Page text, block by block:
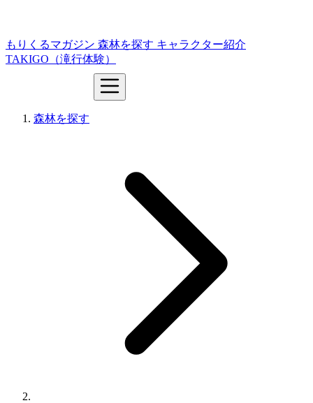
もりくるマガジン 森林を探す キャラクター紹介
TAKIGO（滝行体験）
森林を探す